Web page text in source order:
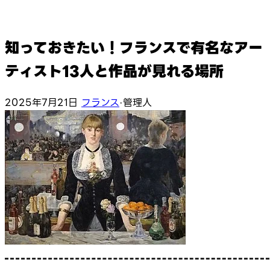
知っておきたい！フランスで有名なアー
ティスト13人と作品が見れる場所
2025年7月21日 フランス·管理人